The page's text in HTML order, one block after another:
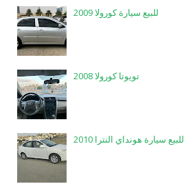
للبيع سيارة كورولا 2009
تويوتا كورولا 2008
للبيع سيارة هونداي النترا 2010